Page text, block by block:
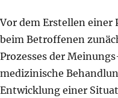
Vor dem Erstellen einer
beim Betroffenen
Prozesses der
medizinische
Entwicklung einer